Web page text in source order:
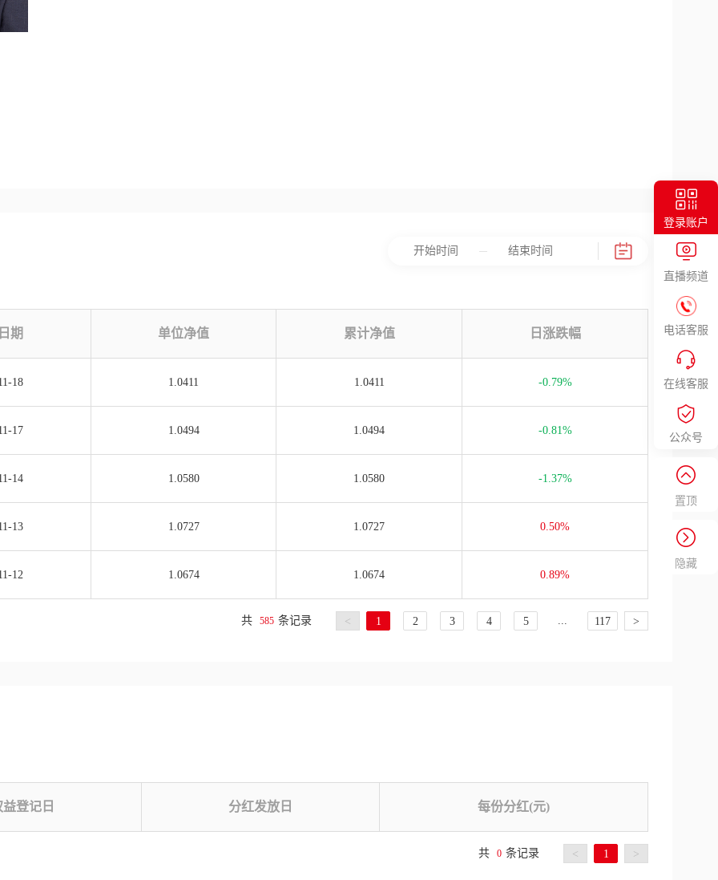
登录账户
直播频道
电话客服
在线客服
公众号
置顶
隐藏
期 单位净值 累计净值 日涨跌幅
18 1.0411 1.0411 -0.79%
17 1.0494 1.0494 -0.81%
14 1.0580 1.0580 -1.37%
13 1.0727 1.0727 0.50%
12 1.0674 1.0674 0.89%
共 585 条记录 < 1 2 3 4 5 ... 117 >
益登记日 分红发放日 每份分红(元)
共 0 条记录 < 1 >